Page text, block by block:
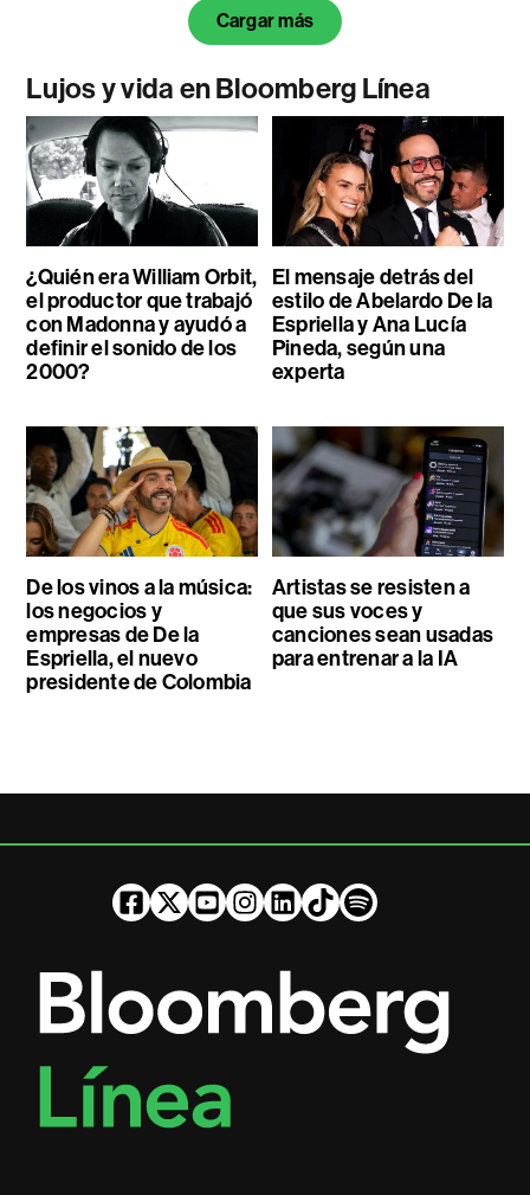
Cargar más
Lujos y vida en Bloomberg Línea
¿Quién era William Orbit,
el productor que trabajó
con Madonna y ayudó a
definir el sonido de los
2000?
El mensaje detrás del
estilo de Abelardo De la
Espriella y Ana Lucía
Pineda, según una
experta
De los vinos a la música:
los negocios y
empresas de De la
Espriella, el nuevo
presidente de Colombia
Artistas se resisten a
que sus voces y
canciones sean usadas
para entrenar a la IA